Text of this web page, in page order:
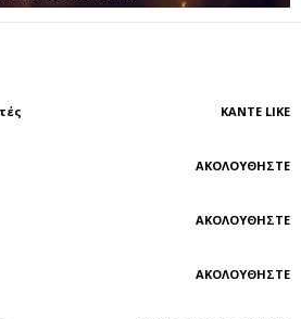
ΚΆΝΤΕ LIKE
ΑΚΟΛΟΥΘΉΣΤΕ
ΑΚΟΛΟΥΘΉΣΤΕ
ΑΚΟΛΟΥΘΉΣΤΕ